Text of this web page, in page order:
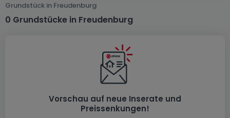
Grundstück in Freudenburg
0 Grundstücke in Freudenburg
Vorschau auf neue Inserate und
Preissenkungen!